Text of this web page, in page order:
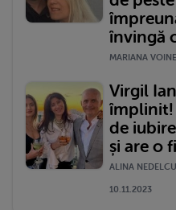
învingă
MARIANA
Virgil
împlinit!
de
și are o
ALINA
10.11.2023